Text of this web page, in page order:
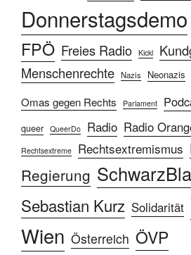
Donnerstagsdemo
FPÖ Freies Radio Kickl
Menschenrechte Nazis Neonazis
Omas gegen Rechts Parlament
queer QueerDo Radio Radio
Rechtsextreme Rechtsextremismus
Regierung
Sebastian Kurz Solidarität
Wien Österreich ÖVP